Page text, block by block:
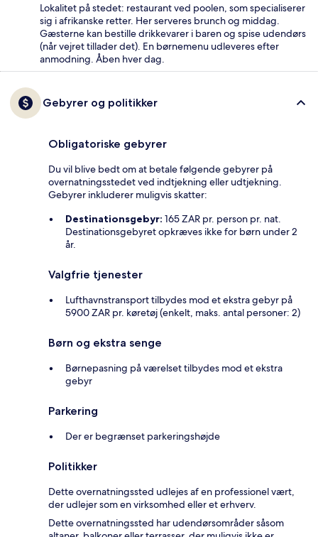
Lokalitet på stedet: restaurant ved poolen, som specialiserer
sig i afrikanske retter. Her serveres brunch og middag.
Gæsterne kan bestille drikkevarer i baren og spise udendørs
(når vejret tillader det). En børnemenu udleveres efter
anmodning. Åben hver dag.
Gebyrer og politikker
Obligatoriske gebyrer
Du vil blive bedt om at betale følgende gebyrer på
overnatningsstedet ved indtjekning eller udtjekning.
Gebyrer inkluderer muligvis skatter:
Destinationsgebyr: 165 ZAR pr. person pr. nat.
Destinationsgebyret opkræves ikke for børn under 2
år.
Valgfrie tjenester
Lufthavnstransport tilbydes mod et ekstra gebyr på
5900 ZAR pr. køretøj (enkelt, maks. antal personer: 2)
Børn og ekstra senge
Børnepasning på værelset tilbydes mod et ekstra
gebyr
Parkering
Der er begrænset parkeringshøjde
Politikker
Dette overnatningssted udlejes af en professionel vært,
der udlejer som en virksomhed eller et erhverv.
Dette overnatningssted har udendørsområder såsom